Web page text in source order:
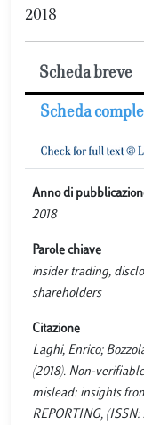
2018
Scheda breve
Scheda
Anno di
2018
Parole chiave
insider trading,
shareholders
Citazione
Laghi, Enrico;
(2018). Non-
mislead: insights
REPORTING, (ISSN: